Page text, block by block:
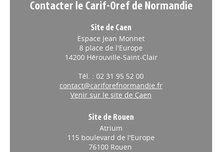
Contacter le Carif-Oref de Normandie
Site de Caen
Espace Jean Monnet
8 place de l'Europe
14200 Hérouville-Saint-Clair
Tél. : 02 31 95 52 00
contact@cariforefnormandie.fr
Venir sur le site de Caen
Site de Rouen
Atrium
115 boulevard de l'Europe
76100 Rouen